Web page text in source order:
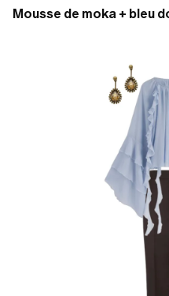
Mousse de moka + bleu